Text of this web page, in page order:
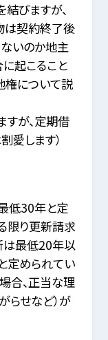
びますが、
は契約終了後
ないのか地主
起こること
権について説
すが、定期借
愛します）
低30年と定
限り更新請求
は最低20年以
定められてい
合、正当な理
らせなど）が